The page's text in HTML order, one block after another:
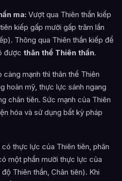
ma: Vượt qua Thiên thần kiếp
kiếp gấp mười gấp trăm lần
Thông qua Thiên thần kiếp để
được thân thể Thiên thần.
càng mạnh thì thân thể Thiên
hoàn mỹ, thực lực sánh ngang
chân tiên. Sức mạnh của Thiên
hóa và sử dụng bất kỳ pháp
có thực lực của Thiên tiên, phân
một phần mười thực lực của
Thiên thần, Chân tiên). Khi